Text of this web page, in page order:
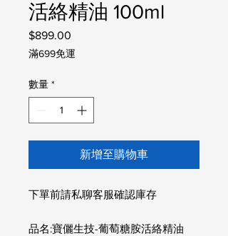
活絡精油 100ml
$899.00
格
滿699免運
數量 *
新增至購物車
下單前請私聊客服確認庫存
品名:寶儷生技-葡萄糖胺活絡精油